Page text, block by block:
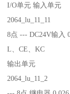
I/O单元 输入单元
2064_lu_11_11
8点 --- DC24V输入
L、CE、KC
输出单元
2064_lu_11_2